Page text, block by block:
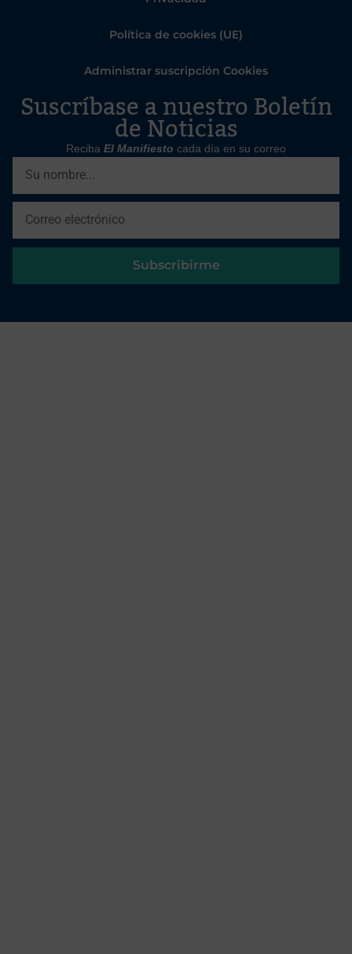
Política de cookies (UE)
Administrar suscripción Cookies
Suscríbase a nuestro Boletín
de Noticias
Reciba El Manifiesto cada día en su correo
Subscribirme